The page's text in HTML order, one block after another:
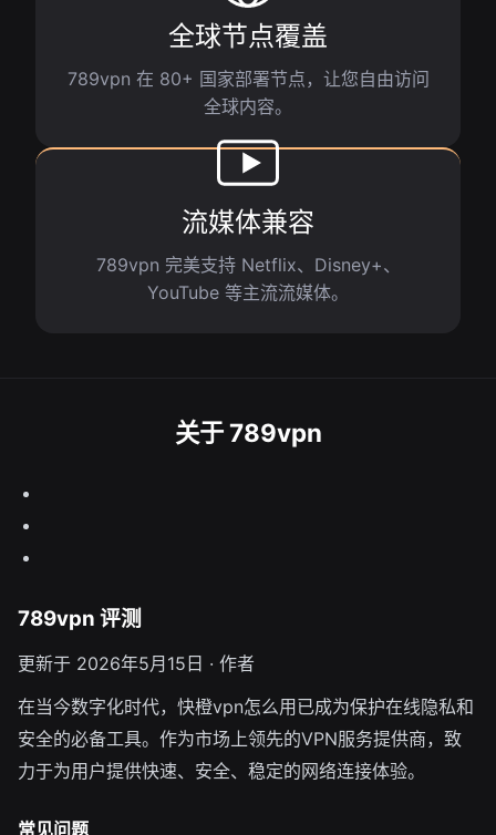
全球节点覆盖
789vpn 在 80+ 国家部署节点，让您自由访问
全球内容。
流媒体兼容
789vpn 完美支持 Netflix、Disney+、
YouTube 等主流流媒体。
关于 789vpn
789vpn 评测
更新于 2026年5月15日 · 作者
在当今数字化时代，快橙vpn怎么用已成为保护在线隐私和
安全的必备工具。作为市场上领先的VPN服务提供商，致
力于为用户提供快速、安全、稳定的网络连接体验。
常见问题